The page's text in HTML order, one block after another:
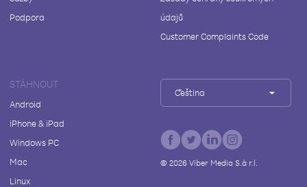
Podpora
údajů
Customer Complaints Code
STÁHNOUT
Android
iPhone & iPad
Windows PC
Mac
Linux
Čeština
© 2026Viber Media S.à r.l.